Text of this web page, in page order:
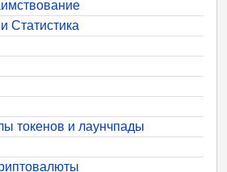
Статистика
токенов и лаунчпады